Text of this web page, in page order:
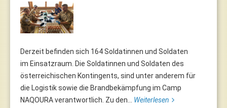
Derzeit befinden sich 164 Soldatinnen und Soldaten
im Einsatzraum. Die Soldatinnen und Soldaten des
österreichischen Kontingents, sind unter anderem für
die Logistik sowie die Brandbekämpfung im Camp
NAQOURA verantwortlich. Zu den... Weiterlesen